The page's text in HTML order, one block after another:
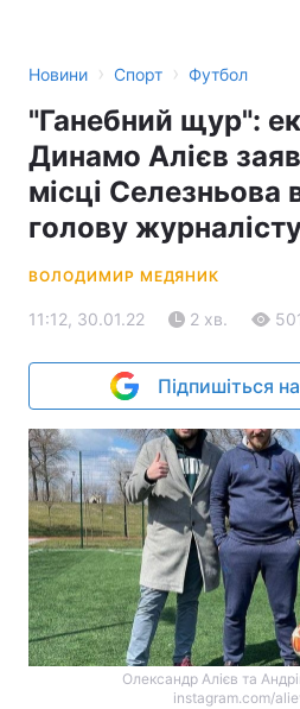
Новини › Спорт › Футбол
"Ганебний щур":
Динамо Алієв
місці Селезньова
голову
ВОЛОДИМИР МЕДЯНИК
11:12, 30.01.22 2 хв.
Підпишіться
Олександр Алієв та
instagram.com/